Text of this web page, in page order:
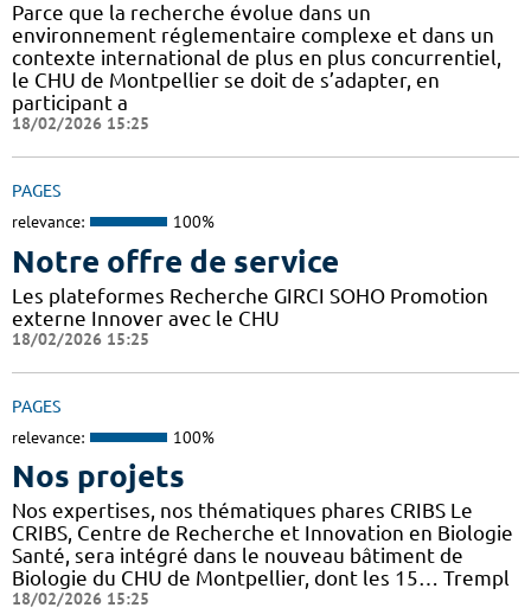
Parce que la recherche évolue dans un
environnement réglementaire complexe et dans un
contexte international de plus en plus concurrentiel,
le CHU de Montpellier se doit de s’adapter, en
participant a
18/02/2026 15:25
PAGES
relevance: 100%
Notre offre de service
Les plateformes Recherche GIRCI SOHO Promotion
externe Innover avec le CHU
18/02/2026 15:25
PAGES
relevance: 100%
Nos projets
Nos expertises, nos thématiques phares CRIBS Le
CRIBS, Centre de Recherche et Innovation en Biologie
Santé, sera intégré dans le nouveau bâtiment de
Biologie du CHU de Montpellier, dont les 15… Trempl
18/02/2026 15:25